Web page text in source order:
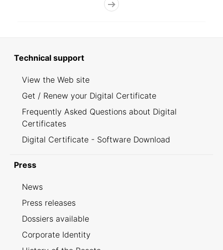
Technical support
View the Web site
Get / Renew your Digital Certificate
Frequently Asked Questions about Digital
Certificates
Digital Certificate - Software Download
Press
News
Press releases
Dossiers available
Corporate Identity